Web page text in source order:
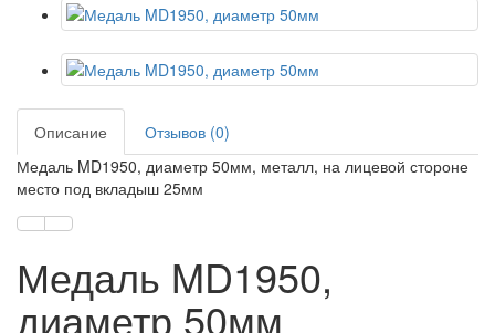
Описание
Отзывов (0)
Медаль MD1950, диаметр 50мм, металл, на лицевой стороне
место под вкладыш 25мм
Медаль MD1950,
диаметр 50мм